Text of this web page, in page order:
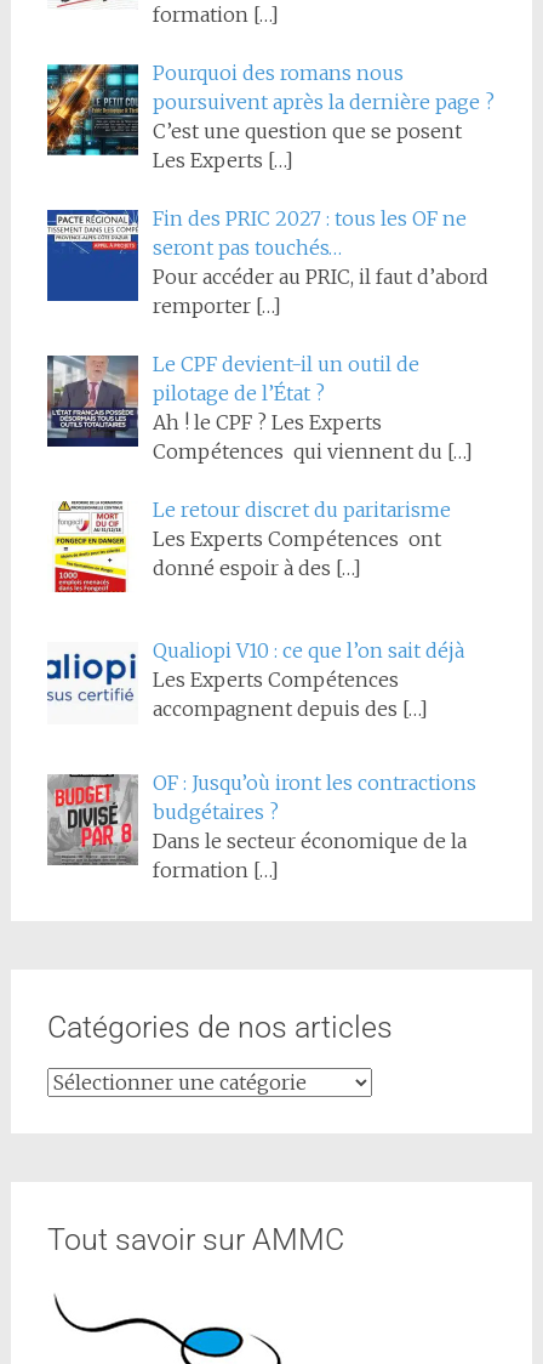
formation […]
Pourquoi des romans nous
poursuivent après la dernière page ?
C’est une question que se posent
Les Experts […]
Fin des PRIC 2027 : tous les OF ne
seront pas touchés…
Pour accéder au PRIC, il faut d’abord
remporter […]
Le CPF devient-il un outil de
pilotage de l’État ?
Ah ! le CPF ? Les Experts
Compétences qui viennent du […]
Le retour discret du paritarisme
Les Experts Compétences ont
donné espoir à des […]
Qualiopi V10 : ce que l’on sait déjà
Les Experts Compétences
accompagnent depuis des […]
OF : Jusqu’où iront les contractions
budgétaires ?
Dans le secteur économique de la
formation […]
Catégories de nos articles
Tout savoir sur AMMC